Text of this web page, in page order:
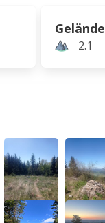
Gelände
2.1